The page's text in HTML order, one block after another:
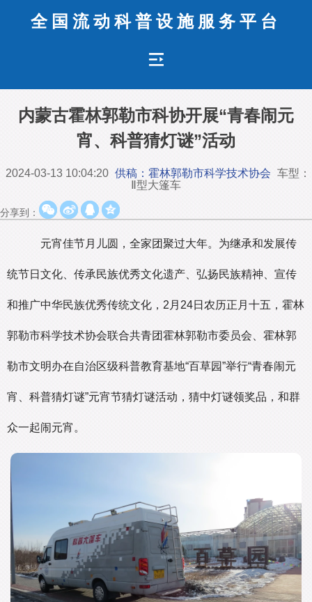
全国流动科普设施服务平台
内蒙古霍林郭勒市科协开展“青春闹元
宵、科普猜灯谜”活动
2024-03-13 10:04:20 供稿：霍林郭勒市科学技术协会 车型：
Ⅱ型大篷车
分享到：
元宵佳节月儿圆，全家团聚过大年。为继承和发展传
统节日文化、传承民族优秀文化遗产、弘扬民族精神、宣传
和推广中华民族优秀传统文化，2月24日农历正月十五，霍林
郭勒市科学技术协会联合共青团霍林郭勒市委员会、霍林郭
勒市文明办在自治区级科普教育基地“百草园”举行“青春闹元
宵、科普猜灯谜”元宵节猜灯谜活动，猜中灯谜领奖品，和群
众一起闹元宵。